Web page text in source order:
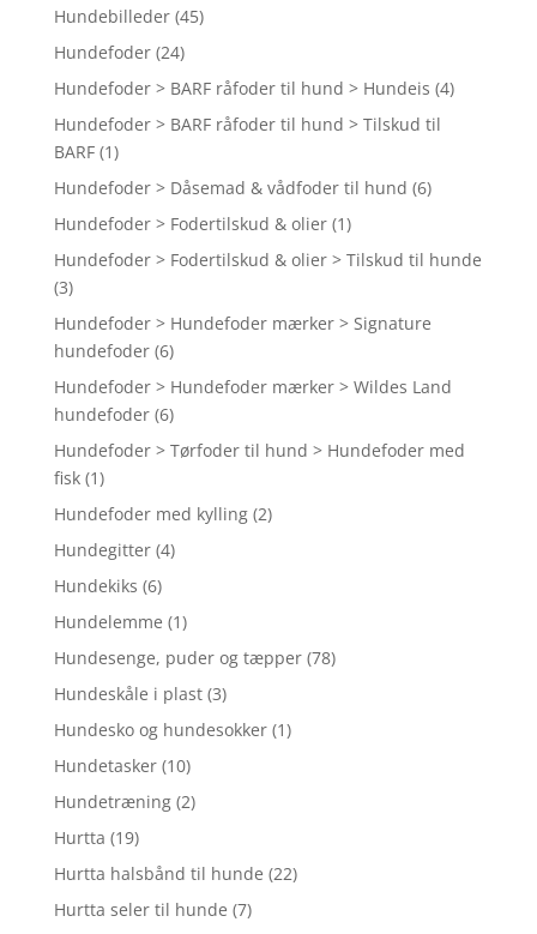
Hundebilleder (45)
Hundefoder (24)
Hundefoder > BARF råfoder til hund > Hundeis (4)
Hundefoder > BARF råfoder til hund > Tilskud til
BARF (1)
Hundefoder > Dåsemad & vådfoder til hund (6)
Hundefoder > Fodertilskud & olier (1)
Hundefoder > Fodertilskud & olier > Tilskud til hunde
(3)
Hundefoder > Hundefoder mærker > Signature
hundefoder (6)
Hundefoder > Hundefoder mærker > Wildes Land
hundefoder (6)
Hundefoder > Tørfoder til hund > Hundefoder med
fisk (1)
Hundefoder med kylling (2)
Hundegitter (4)
Hundekiks (6)
Hundelemme (1)
Hundesenge, puder og tæpper (78)
Hundeskåle i plast (3)
Hundesko og hundesokker (1)
Hundetasker (10)
Hundetræning (2)
Hurtta (19)
Hurtta halsbånd til hunde (22)
Hurtta seler til hunde (7)